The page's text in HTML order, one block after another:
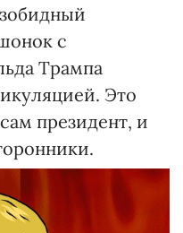
с
Трампа
Это
президент, и